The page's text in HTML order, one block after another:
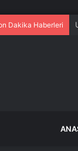
Dakika Haberleri